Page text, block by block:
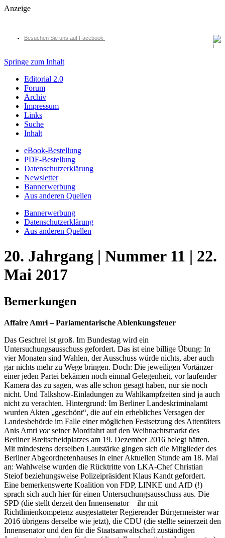
Anzeige
Besuchen Sie uns auf Facebook
Springe zum Inhalt
Editorial 2.0
Forum
Archiv
Impressum
Links
Suche
Inhalt
eBook-Bestellung
PDF-Bestellung
Datenschutzerklärung
Newsletter
Bannerwerbung
Aus anderen Quellen
Bannerwerbung
Datenschutzerklärung
Aus anderen Quellen
20. Jahrgang | Nummer 11 | 22.
Mai 2017
Bemerkungen
Affaire Amri – Parlamentarische Ablenkungsfeuer
Das Geschrei ist groß. Im Bundestag wird ein
Untersuchungsausschuss gefordert. Das ist eine billige Übung: In
vier Monaten sind Wahlen, der Ausschuss würde nichts, aber auch
gar nichts mehr zu Wege bringen. Doch: Die jeweiligen Vortänzer
einer jeden Partei bekämen noch einmal Gelegenheit, vor laufender
Kamera das zu sagen, was alle schon gesagt haben, nur sie noch
nicht. Und Talkshow-Einladungen zu Wahlkampfzeiten sind ja auch
nicht zu verachten. Hintergrund: Im Berliner Landeskriminalamt
wurden Akten „geschönt“, die auf ein erhebliches Versagen der
Landesbehörde im Falle einer möglichen Festsetzung des Attentäters
Anis Amri vorseiner Mordfahrt auf den Weihnachtsmarkt des
Berliner Breitscheidplatzes am 19. Dezember 2016 belegt hätten.
Mit mindestens derselben Lautstärke gingen sich die Mitglieder des
Berliner Abgeordnetenhauses in einer Aktuellen Stunde am 18. Mai
an: Wahlweise wurden die Rücktritte von LKA-Chef Christian
Steiof beziehungsweise Polizeipräsident Klaus Kandt gefordert.
Eine bemerkenswerte Koalition von FDP, LINKE und AfD (!)
sprach sich auch hier für einen Untersuchungsausschuss aus. Die
SPD (die stellt derzeit den Innensenator – ihr mit
Richtlinienkompetenz ausgestatteter Regierender Bürgermeister war
2016 übrigens derselbe wie jetzt), die CDU (die stellte seinerzeit den
Innensenator und den für die Staatsanwaltschaft zuständigen